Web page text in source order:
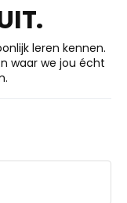
leren kennen.
waar we jou écht